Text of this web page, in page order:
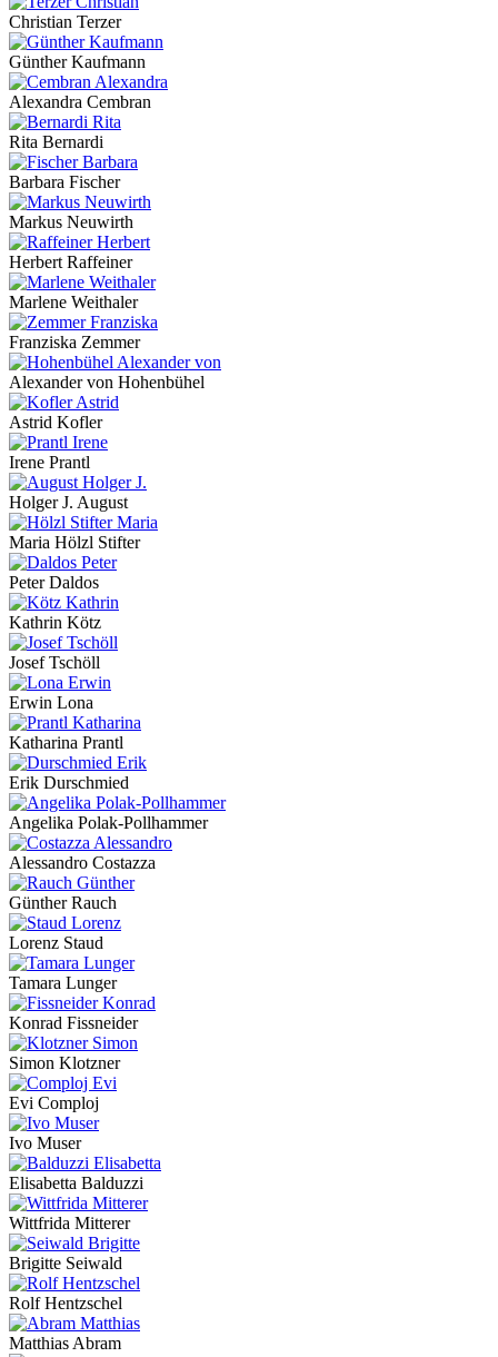
Christian Terzer
Günther Kaufmann
Alexandra Cembran
Rita Bernardi
Barbara Fischer
Markus Neuwirth
Herbert Raffeiner
Marlene Weithaler
Franziska Zemmer
Alexander von Hohenbühel
Astrid Kofler
Irene Prantl
Holger J. August
Maria Hölzl Stifter
Peter Daldos
Kathrin Kötz
Josef Tschöll
Erwin Lona
Katharina Prantl
Erik Durschmied
Angelika Polak-Pollhammer
Alessandro Costazza
Günther Rauch
Lorenz Staud
Tamara Lunger
Konrad Fissneider
Simon Klotzner
Evi Comploj
Ivo Muser
Elisabetta Balduzzi
Wittfrida Mitterer
Brigitte Seiwald
Rolf Hentzschel
Matthias Abram